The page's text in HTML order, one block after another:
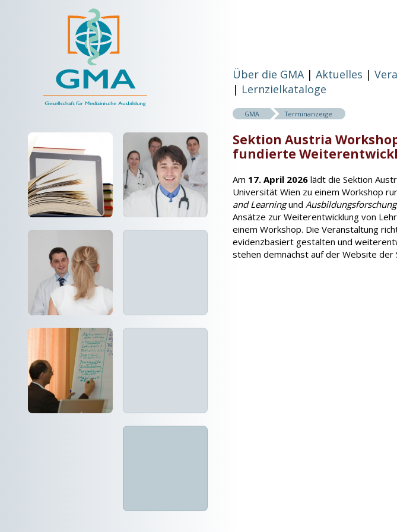
Über die GMA Aktuelles
Lernzielkataloge
GMA Terminanzeige
Sektion Austria
fundierte
Am 17. April 2026 lädt die Sektion
Universität Wien zu einem Workshop
and LearningundAusbildungsforschung
Ansätze zur Weiterentwicklung von
einem Workshop. Die Veranstaltung
evidenzbasiert gestalten und
stehen demnächst auf der Website der